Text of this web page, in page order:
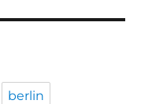
berlin